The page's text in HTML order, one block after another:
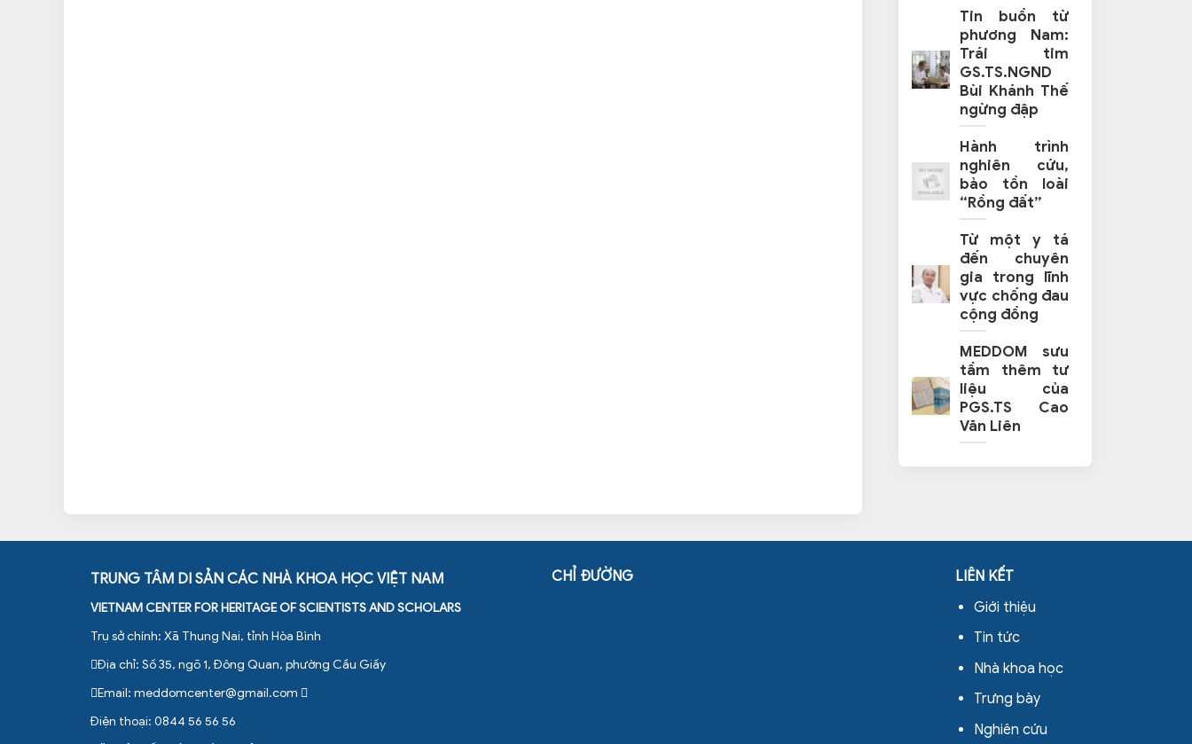
Tin buồn từ
phương Nam:
Trái tim
GS.TS.NGND
Bùi Khánh Thế
ngừng đập
Hành trình
nghiên cứu,
bảo tồn loài
“Rồng đất”
Từ một y tá
đến chuyên
gia trong lĩnh
vực chống đau
cộng đồng
MEDDOM sưu
tầm thêm tư
liệu của
PGS.TS Cao
Văn Liên
TRUNG TÂM DI SẢN CÁC NHÀ KHOA HỌC VIỆT NAM
VIETNAM CENTER FOR HERITAGE OF SCIENTISTS AND SCHOLARS
Trụ sở chính: Xã Thung Nai, tỉnh Hòa Bình
Địa chỉ: Số 35, ngõ 1, Đông Quan, phường Cầu Giấy
Email: meddomcenter@gmail.com
Điện thoại: 0844 56 56 56
CHỈ ĐƯỜNG
LIÊN KẾT
Giới thiệu
Tin tức
Nhà khoa học
Trưng bày
Nghiên cứu